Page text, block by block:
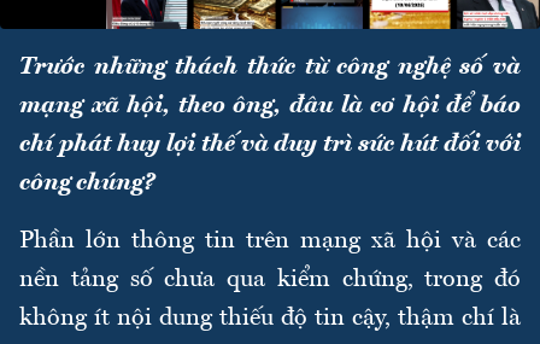
Trước những thách thức từ công nghệ số và
mạng xã hội, theo ông, đâu là cơ hội để báo
chí phát huy lợi thế và duy trì sức hút đối với
công chúng?
Phần lớn thông tin trên mạng xã hội và các
nền tảng số chưa qua kiểm chứng, trong đó
không ít nội dung thiếu độ tin cậy, thậm chí là